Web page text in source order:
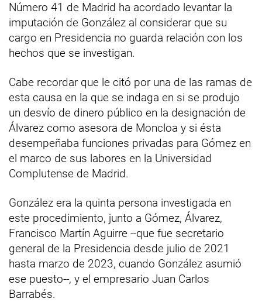
Número 41 de Madrid ha acordado levantar la
imputación de González al considerar que su
cargo en Presidencia no guarda relación con los
hechos que se investigan.
Cabe recordar que le citó por una de las ramas de
esta causa en la que se indaga en si se produjo
un desvío de dinero público en la designación de
Álvarez como asesora de Moncloa y si ésta
desempeñaba funciones privadas para Gómez en
el marco de sus labores en la Universidad
Complutense de Madrid.
González era la quinta persona investigada en
este procedimiento, junto a Gómez, Álvarez,
Francisco Martín Aguirre --que fue secretario
general de la Presidencia desde julio de 2021
hasta marzo de 2023, cuando González asumió
ese puesto--, y el empresario Juan Carlos
Barrabés.